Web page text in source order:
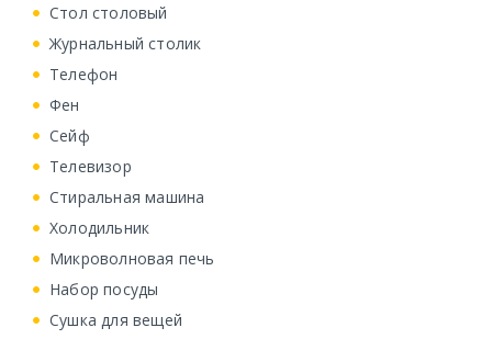
Стол столовый
Журнальный столик
Телефон
Фен
Сейф
Телевизор
Стиральная машина
Холодильник
Микроволновая печь
Набор посуды
Сушка для вещей